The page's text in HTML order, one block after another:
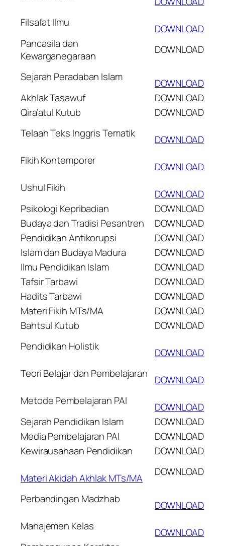
Filsafat Ilmu
DOWNLOAD
Pancasila dan
Kewarganegaraan
DOWNLOAD
Sejarah Peradaban Islam
DOWNLOAD
Akhlak Tasawuf
DOWNLOAD
Qira’atul Kutub
DOWNLOAD
Telaah Teks Inggris Tematik
DOWNLOAD
Fikih Kontemporer
DOWNLOAD
Ushul Fikih
DOWNLOAD
Psikologi Kepribadian
DOWNLOAD
Budaya dan Tradisi Pesantren
DOWNLOAD
Pendidikan Antikorupsi
DOWNLOAD
Islam dan Budaya Madura
DOWNLOAD
Ilmu Pendidikan Islam
DOWNLOAD
Tafsir Tarbawi
DOWNLOAD
Hadits Tarbawi
DOWNLOAD
Materi Fikih MTs/MA
DOWNLOAD
Bahtsul Kutub
DOWNLOAD
Pendidikan Holistik
DOWNLOAD
Teori Belajar dan Pembelajaran
DOWNLOAD
Metode Pembelajaran PAI
DOWNLOAD
Sejarah Pendidikan Islam
DOWNLOAD
Media Pembelajaran PAI
DOWNLOAD
Kewirausahaan Pendidikan
DOWNLOAD
Materi Akidah Akhlak MTs/MA DOWNLOAD
Perbandingan Madzhab
DOWNLOAD
Manajemen Kelas
DOWNLOAD